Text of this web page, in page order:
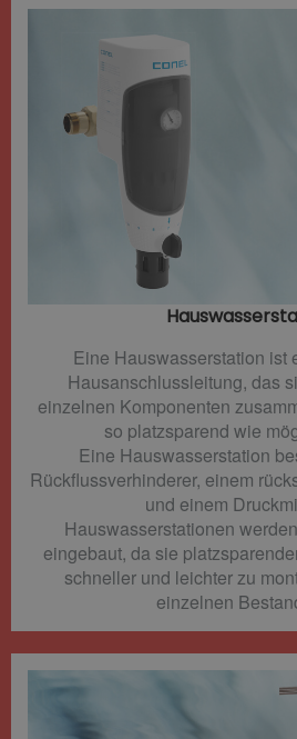
Eine Hauswasserstation ist
Hausanschlussleitung, das
einzelnen Komponenten
so platzsparend wie
Eine Hauswasserstation
Rückflussverhinderer, einem
und einem
Hauswasserstationen
eingebaut, da sie
schneller und leichter zu
einzelnen